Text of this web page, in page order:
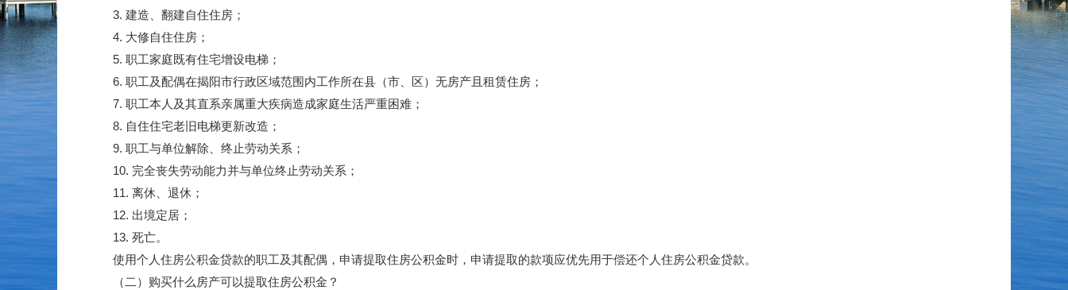
3. 建造、翻建自住住房；
4. 大修自住住房；
5. 职工家庭既有住宅增设电梯；
6. 职工及配偶在揭阳市行政区域范围内工作所在县（市、区）无房产且租赁住房；
7. 职工本人及其直系亲属重大疾病造成家庭生活严重困难；
8. 自住住宅老旧电梯更新改造；
9. 职工与单位解除、终止劳动关系；
10. 完全丧失劳动能力并与单位终止劳动关系；
11. 离休、退休；
12. 出境定居；
13. 死亡。
使用个人住房公积金贷款的职工及其配偶，申请提取住房公积金时，申请提取的款项应优先用于偿还个人住房公积金贷款。
（二）购买什么房产可以提取住房公积金？